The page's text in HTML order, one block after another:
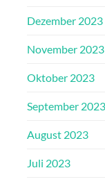
Dezember 2023
November 2023
Oktober 2023
September 2023
August 2023
Juli 2023